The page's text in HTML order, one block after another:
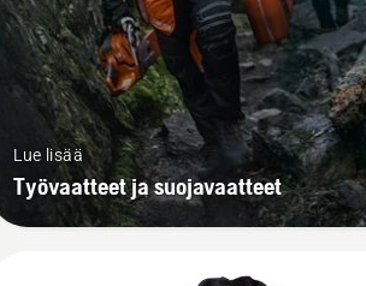
Lue lisää
Työvaatteet ja suojavaatteet